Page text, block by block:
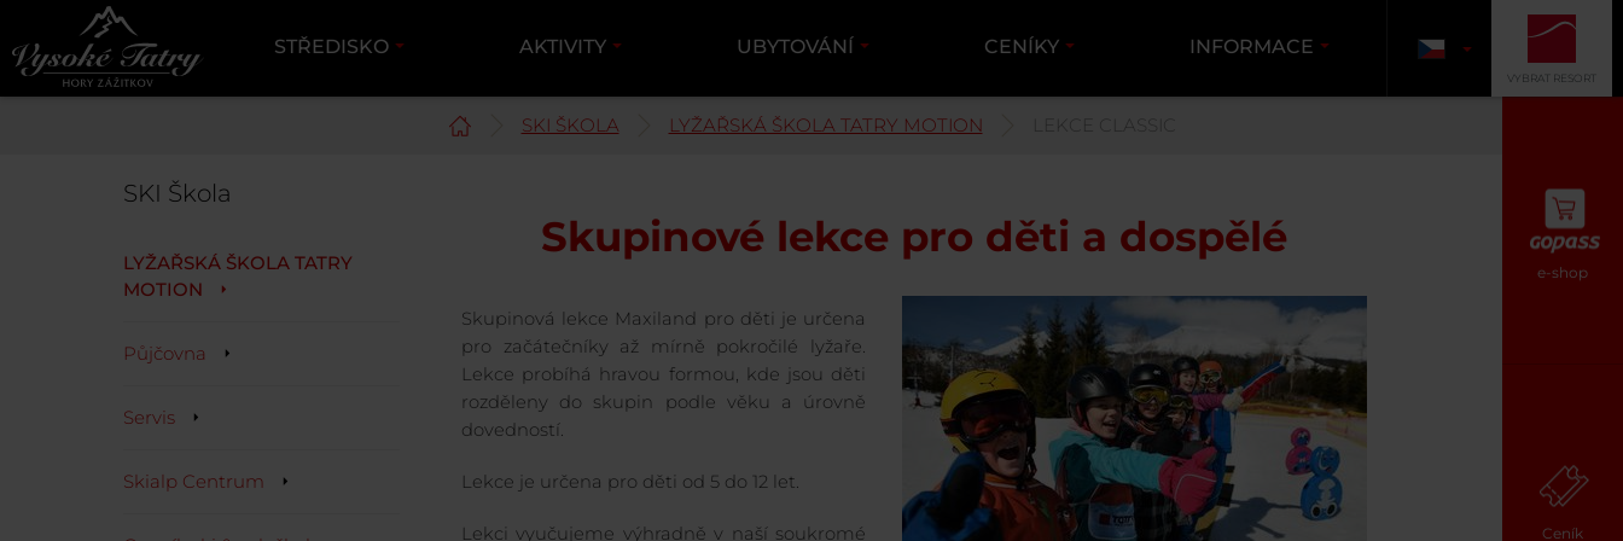
e-shop
Ceník
STŘEDISKO AKTIVITY UBYTOVÁNÍ CENÍKY INFORMACE
VYBRAT RESORT
SKI ŠKOLA LYŽAŘSKÁ ŠKOLA TATRY MOTION LEKCE CLASSIC
SKI Škola
LYŽAŘSKÁ ŠKOLA TATRY
MOTION
Půjčovna
Servis
Skialp Centrum
Skupinové lekce pro děti a dospělé
Skupinová lekce Maxiland pro děti je určena
pro začátečníky až mírně pokročilé lyžaře.
Lekce probíhá hravou formou, kde jsou děti
rozděleny do skupin podle věku a úrovně
dovedností.
Lekce je určena pro děti od 5 do 12 let.
Lekci vyučujeme výhradně v naší soukromé